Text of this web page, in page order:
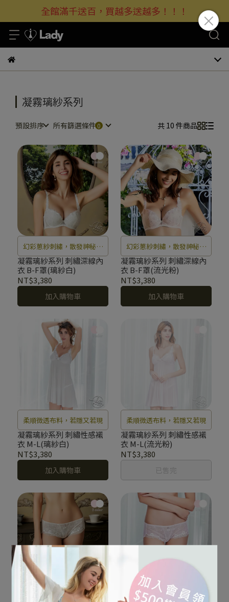
全館滿千送百，買越多送越多！！！
凝霧璃紗系列
預設排序 所有篩選條件 共 10 件商品
幻彩蔥紗刺繡，散發神秘光
芒
凝霧璃紗系列 刺繡深線內
衣 B-F罩(璃紗白)
NT$3,380
加入購物車
幻彩蔥紗刺繡，散發神秘光
芒
凝霧璃紗系列 刺繡深線內
衣 B-F罩(流光粉)
NT$3,380
加入購物車
柔順微透布料，若隱又若現
凝霧璃紗系列 刺繡性感襯
衣 M-L(璃紗白)
NT$3,380
加入購物車
柔順微透布料，若隱又若現
凝霧璃紗系列 刺繡性感襯
衣 M-L(流光粉)
NT$3,380
已售完
親膚薄透不悶， 溫柔貼合臀
親膚薄透不悶， 溫柔貼合臀